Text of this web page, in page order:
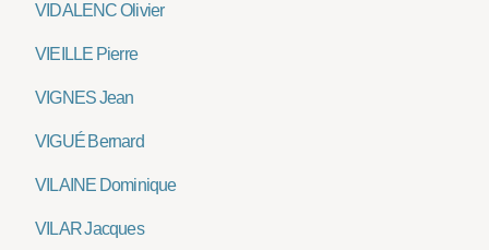
VIDALENC Olivier
VIEILLE Pierre
VIGNES Jean
VIGUÉ Bernard
VILAINE Dominique
VILAR Jacques